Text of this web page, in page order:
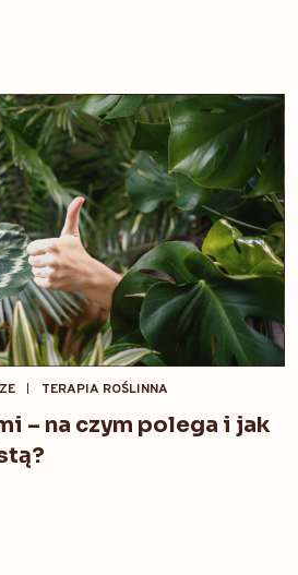
TERAPIA ROŚLINNA
– na czym polega i jak